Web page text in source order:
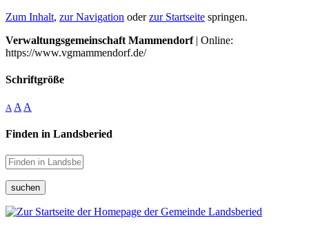
Zum Inhalt, zur Navigation oderzur Startseite springen.
Verwaltungsgemeinschaft Mammendorf| Online:
https://www.vgmammendorf.de/
Schriftgröße
A A A
Finden in Landsberied
suchen